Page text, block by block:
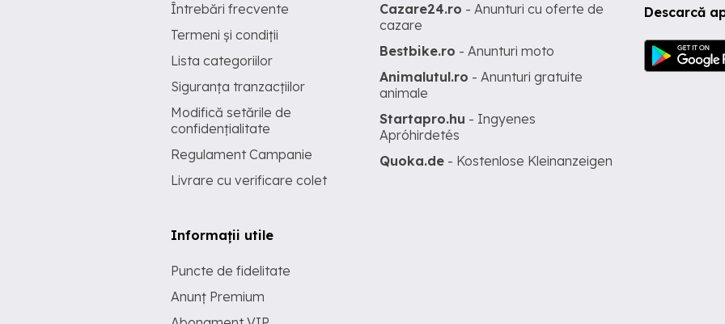
Descarcă
Întrebări frecvente
Termeni și condiții
Lista categoriilor
Siguranța tranzacțiilor
Modifică setările de
confidențialitate
Regulament Campanie
Livrare cu verificare colet
Informații utile
Puncte de fidelitate
Anunț Premium
Cazare24.ro - Anunturi cu oferte de
cazare
Bestbike.ro - Anunturi moto
Animalutul.ro - Anunturi gratuite
animale
Startapro.hu - Ingyenes
Apróhirdetés
Quoka.de - Kostenlose Kleinanzeigen